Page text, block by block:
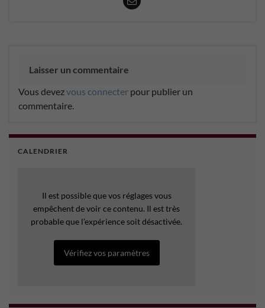
Laisser un commentaire
Vous devezvous connecter pour publier un
commentaire.
CALENDRIER
Il est possible que vos réglages vous
empêchent de voir ce contenu. Il est très
probable que l’expérience soit désactivée.
Vérifiez vos paramètres